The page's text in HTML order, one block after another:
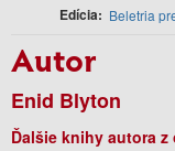
Edícia Beletria
Autor
Enid Blyton
Ďalšie knihy autora z